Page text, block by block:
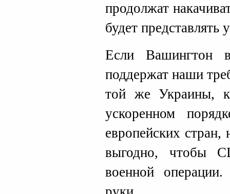
продолжат
будет представлять
Если Вашингтон
поддержат наши
той же Украины,
ускоренном
европейских
выгодно, чтобы
военной